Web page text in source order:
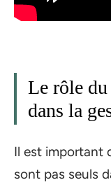
Le rôle
dans la
Il est important
sont pas seuls